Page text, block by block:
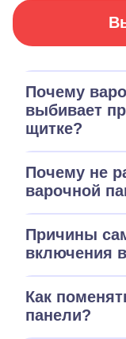
Почему
выбивает
щитке?
Почему не
варочной
Причины
включения
Как
панели?